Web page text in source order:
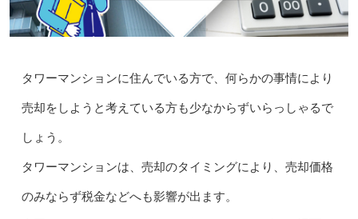
タワーマンションに住んでいる方で、何らかの事情により
売却をしようと考えている方も少なからずいらっしゃるで
しょう。
タワーマンションは、売却のタイミングにより、売却価格
のみならず税金などへも影響が出ます。